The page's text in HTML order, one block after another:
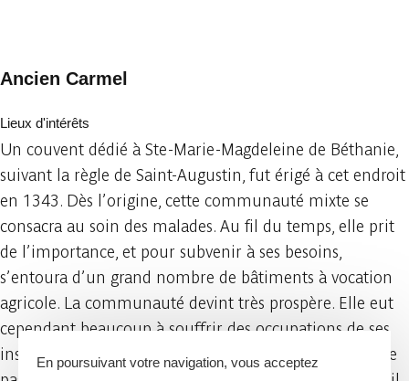
Ancien Carmel
Lieux d'intérêts
Un couvent dédié à Ste-Marie-Magdeleine de Béthanie,
suivant la règle de Saint-Augustin, fut érigé à cet endroit
en 1343. Dès l’origine, cette communauté mixte se
consacra au soin des malades. Au fil du temps, elle prit
de l’importance, et pour subvenir à ses besoins,
s’entoura d’un grand nombre de bâtiments à vocation
agricole. La communauté devint très prospère. Elle eut
cependant beaucoup à souffrir des occupations de ses
installations par les nombreuses troupes de guerres, de
En poursuivant votre navigation, vous acceptez